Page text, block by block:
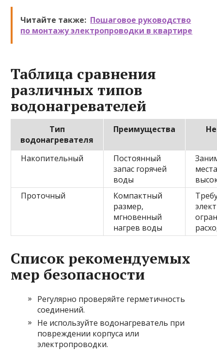
Читайте также: Пошаговое руководство
по монтажу электропроводки в квартире
Таблица сравнения
различных типов
водонагревателей
Тип
водонагревателя
Преимущества
Накопительный
Постоянный
запас горячей
воды
Проточный
Компактный
размер,
мгновенный
нагрев воды
Список рекомендуемых
мер безопасности
Регулярно проверяйте герметичность
соединений.
Не используйте водонагреватель при
повреждении корпуса или
электропроводки.